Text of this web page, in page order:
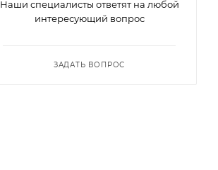
Наши специалисты ответят на любой
интересующий вопрос
ЗАДАТЬ ВОПРОС